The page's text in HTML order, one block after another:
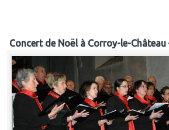
Concert de Noël à Corroy-le-Château